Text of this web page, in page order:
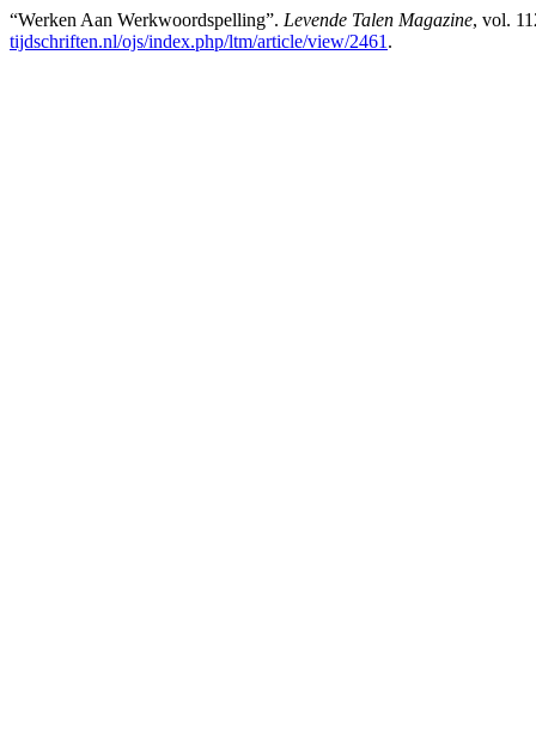
“Werken Aan Werkwoordspelling”. Levende Talen Magazine, vol.
tijdschriften.nl/ojs/index.php/ltm/article/view/2461 .